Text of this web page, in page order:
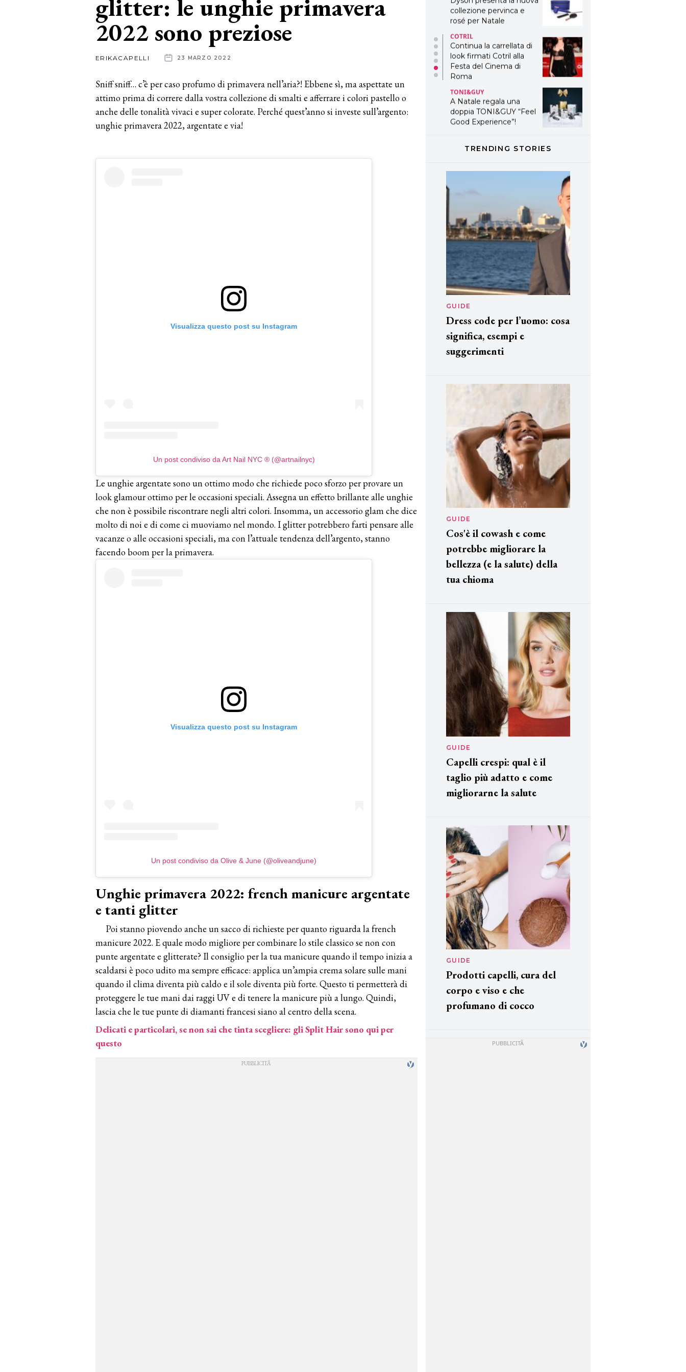
glitter: le unghie primavera
2022 sono preziose
ERIKACAPELLI 23 MARZO 2022
Sniff sniff… c’è per caso profumo di primavera nell’aria?! Ebbene sì, ma aspettate un
attimo prima di correre dalla vostra collezione di smalti e afferrare i colori pastello o
anche delle tonalità vivaci e super colorate. Perché quest’anno si investe sull’argento:
unghie primavera 2022, argentate e via!
Visualizza questo post su Instagram
Un post condiviso da Art Nail NYC ® (@artnailnyc)
Le unghie argentate sono un ottimo modo che richiede poco sforzo per provare un
look glamour ottimo per le occasioni speciali. Assegna un effetto brillante alle unghie
che non è possibile riscontrare negli altri colori. Insomma, un accessorio glam che dice
molto di noi e di come ci muoviamo nel mondo. I glitter potrebbero farti pensare alle
vacanze o alle occasioni speciali, ma con l’attuale tendenza dell’argento, stanno
facendo boom per la primavera.
Visualizza questo post su Instagram
Un post condiviso da Olive & June (@oliveandjune)
Unghie primavera 2022: french manicure argentate
e tanti glitter
Poi stanno piovendo anche un sacco di richieste per quanto riguarda la french
manicure 2022. E quale modo migliore per combinare lo stile classico se non con
punte argentate e glitterate? Il consiglio per la tua manicure quando il tempo inizia a
scaldarsi è poco udito ma sempre efficace: applica un’ampia crema solare sulle mani
quando il clima diventa più caldo e il sole diventa più forte. Questo ti permetterà di
proteggere le tue mani dai raggi UV e di tenere la manicure più a lungo. Quindi,
lascia che le tue punte di diamanti francesi siano al centro della scena.
Delicati e particolari, se non sai che tinta scegliere: gli Split Hair sono qui per
questo
collezione pervinca e
rosé per Natale
COTRIL
Continua la carrellata di
look firmati Cotril alla
Festa del Cinema di
Roma
TONI&GUY
A Natale regala una
doppia TONI&GUY “Feel
Good Experience”!
LABEL.M lancia la sua
DAVINES
cofanetti beauty preziosi
per un regalo adatto ad
ogni capello
TRENDING STORIES
GUIDE
Dress code per l’uomo: cosa
significa, esempi e
suggerimenti
GUIDE
Cos'è il cowash e come
potrebbe migliorare la
bellezza (e la salute) della
tua chioma
GUIDE
Capelli crespi: qual è il
taglio più adatto e come
migliorarne la salute
GUIDE
Prodotti capelli, cura del
corpo e viso e che
profumano di cocco